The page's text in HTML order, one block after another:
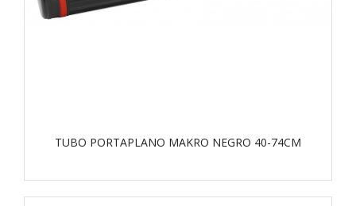
TUBO PORTAPLANO MAKRO NEGRO 40-74CM